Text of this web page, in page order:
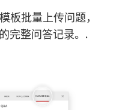
板批量上传问题，
完整问答记录。.